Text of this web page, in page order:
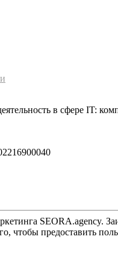
в сфере IT:
SEORA.agency.
чтобы предоставить